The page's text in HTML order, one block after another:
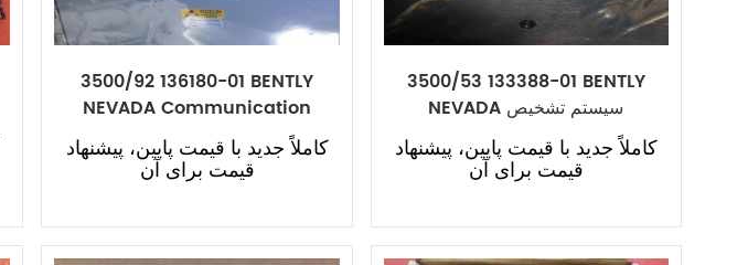
3500/92 136180-01 BENTLY
NEVADA Communication
Gateway
کاملاً جدید با قیمت پایین، پیشنهاد
قیمت برای آن
3500/53 133388-01 BENTLY
NEVADA سیستم تشخیص
الکترونیکی بیش از حد سرعت
کاملاً جدید با قیمت پایین، پیشنهاد
قیمت برای آن